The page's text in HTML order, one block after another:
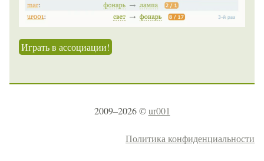
Играть в ассоциации!
2009–2026 ©ur001
Политика конфиденциальности